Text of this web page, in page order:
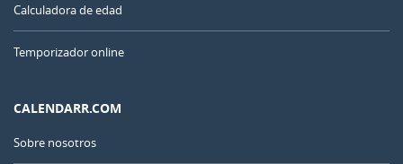
Calculadora de edad
Temporizador online
CALENDARR.COM
Sobre nosotros